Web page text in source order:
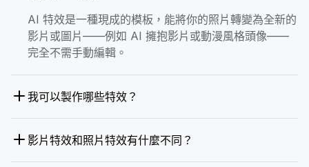
AI 特效是一種現成的模板，能將你的照片轉變為全新的
影片或圖片——例如 AI 擁抱影片或動漫風格頭像——
完全不需手動編輯。
我可以製作哪些特效？
影片特效和照片特效有什麼不同？